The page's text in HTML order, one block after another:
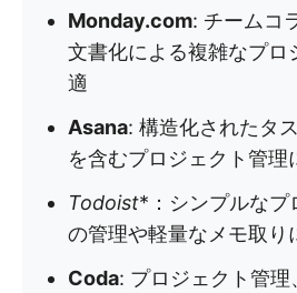
Monday.com: チームコ
文書化による複雑なプロ
適
Asana: 構造化されたタ
を含むプロジェクト管理
Todoist*：シンプルなプ
の管理や軽量なメモ取り
Coda: プロジェクト管